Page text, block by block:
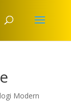
Modern